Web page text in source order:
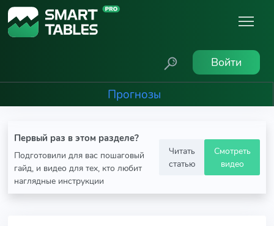
Войти
Прогнозы
Первый раз в этом разделе?
Подготовили для вас пошаговый
гайд, и видео для тех, кто любит
наглядные инструкции
Читать
статью
Смотреть
видео